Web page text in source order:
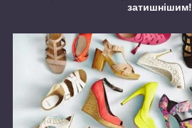
затишнішим!